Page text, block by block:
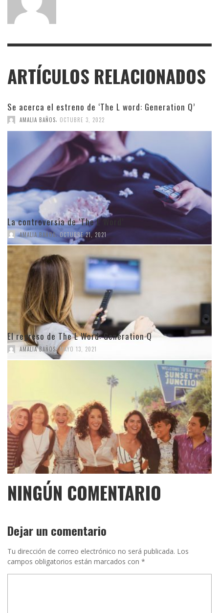
ARTÍCULOS RELACIONADOS
Se acerca el estreno de ‘The L word: Generation Q’
AMALIA BAÑOS OCTUBRE 3, 2022
La controversia de ‘The L Word’
AMALIA BAÑOS, OCTUBRE 21, 2021
El regreso de The L Word: Generation Q
AMALIA BAÑOS, MAYO 13, 2021
NINGÚN COMENTARIO
Dejar un comentario
Tu dirección de correo electrónico no será publicada. Los
campos obligatorios están marcados con *